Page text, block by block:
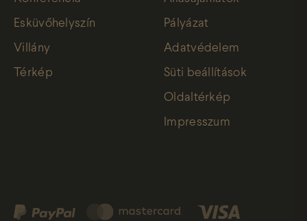
Esküvőhelyszín
Villány
Térkép
Pályázat
Adatvédelem
Süti beállítások
Oldaltérkép
Impresszum